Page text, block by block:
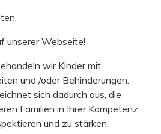
unserer Webseite!
wir Kinder mit
und /oder Behinderungen.
sich dadurch aus, die
Familien in Ihrer Kompetenz
und zu stärken.